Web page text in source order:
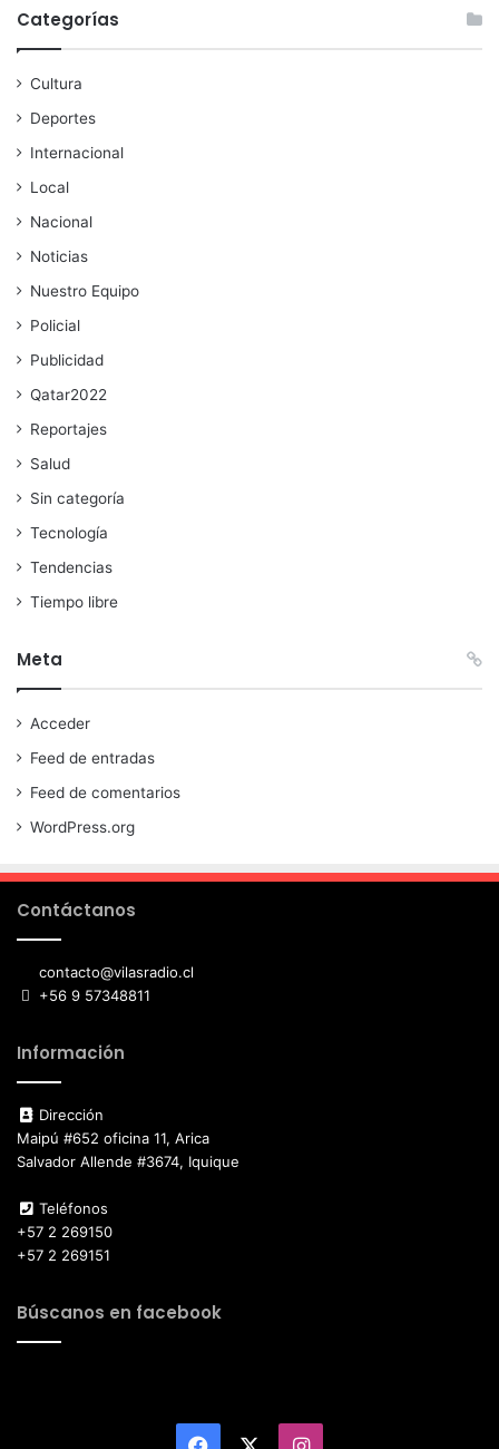
Categorías
Cultura
Deportes
Internacional
Local
Nacional
Noticias
Nuestro Equipo
Policial
Publicidad
Qatar2022
Reportajes
Salud
Sin categoría
Tecnología
Tendencias
Tiempo libre
Meta
Acceder
Feed de entradas
Feed de comentarios
WordPress.org
Contáctanos
contacto@vilasradio.cl
+56 9 57348811
Información
Dirección
Maipú #652 oficina 11, Arica
Salvador Allende #3674, Iquique
Teléfonos
+57 2 269150
+57 2 269151
Búscanos en facebook
Facebook Instagram